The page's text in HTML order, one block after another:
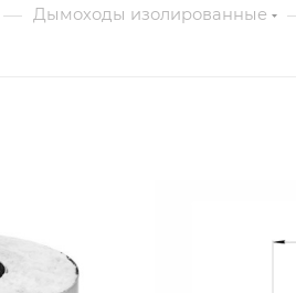
— Дымоходы изолированные